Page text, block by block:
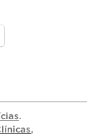
.
,